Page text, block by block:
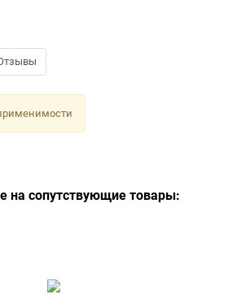
на сопутствующие товары: